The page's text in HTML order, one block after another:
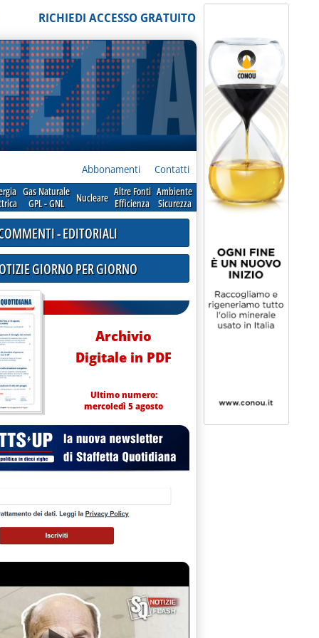
RICHIEDI ACCESSO GRATUITO
Abbonamenti Contatti
Gas Naturale
GPL - GNL
Nucleare Altre Fonti
Efficienza
Ambiente
Sicurezza
15.30.
- EDITORIALI
GIORNO PER GIORNO
Archivio
Digitale in PDF
Ultimo numero:
mercoledì 5 agosto